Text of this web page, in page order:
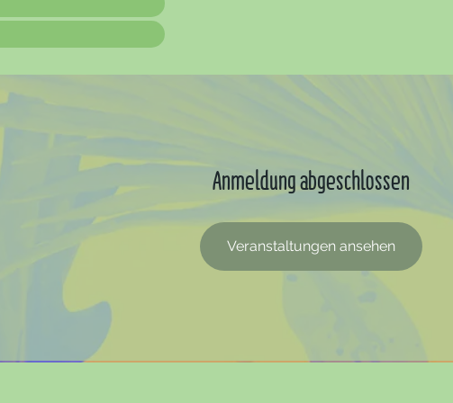
Anmeldung abgeschlossen
Veranstaltungen ansehen